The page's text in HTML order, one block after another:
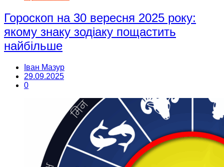
Гороскоп на 30 вересня 2025 року:
якому знаку зодіаку пощастить
найбільше
Іван Мазур
29.09.2025
0